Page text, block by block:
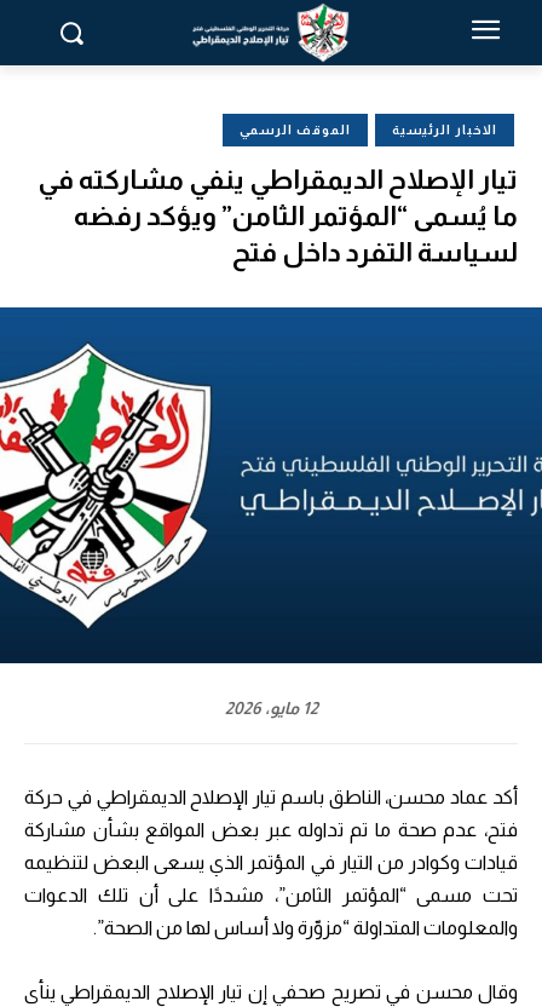
الاخبار الرئيسية الموقف الرسمي
تيار الإصلاح الديمقراطي ينفي مشاركته في
ما يُسمى “المؤتمر الثامن” ويؤكد رفضه
لسياسة التفرد داخل فتح
12 مايو، 2026
أكد عماد محسن، الناطق باسم تيار الإصلاح الديمقراطي في حركة
فتح، عدم صحة ما تم تداوله عبر بعض المواقع بشأن مشاركة
قيادات وكوادر من التيار في المؤتمر الذي يسعى البعض لتنظيمه
تحت مسمى “المؤتمر الثامن”، مشددًا على أن تلك الدعوات
والمعلومات المتداولة “مزوّرة ولا أساس لها من الصحة”.
وقال محسن في تصريح صحفي إن تيار الإصلاح الديمقراطي ينأى